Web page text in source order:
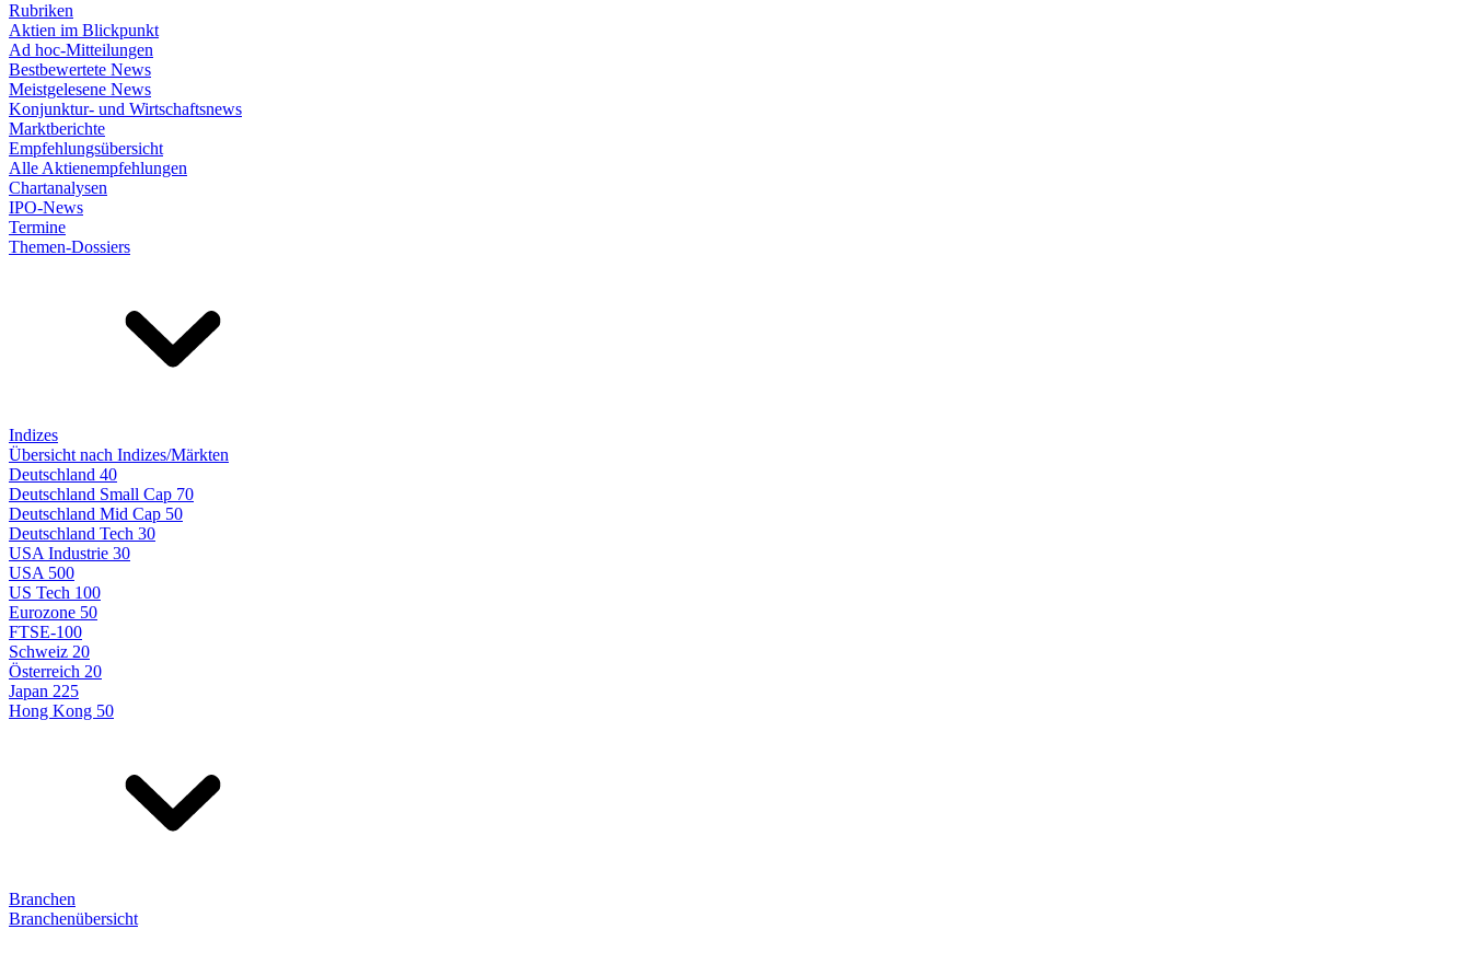
Rubriken
Aktien im Blickpunkt
Ad hoc-Mitteilungen
Bestbewertete News
Meistgelesene News
Konjunktur- und Wirtschaftsnews
Marktberichte
Empfehlungsübersicht
Alle Aktienempfehlungen
Chartanalysen
IPO-News
Termine
Themen-Dossiers
Indizes
Übersicht nach Indizes/Märkten
Deutschland 40
Deutschland Small Cap 70
Deutschland Mid Cap 50
Deutschland Tech 30
USA Industrie 30
USA 500
US Tech 100
Eurozone 50
FTSE-100
Schweiz 20
Österreich 20
Japan 225
Hong Kong 50
Branchen
Branchenübersicht